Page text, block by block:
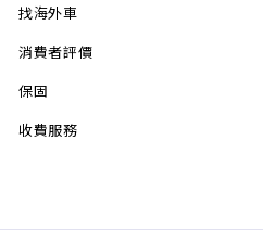
找海外車
消費者評價
保固
收費服務